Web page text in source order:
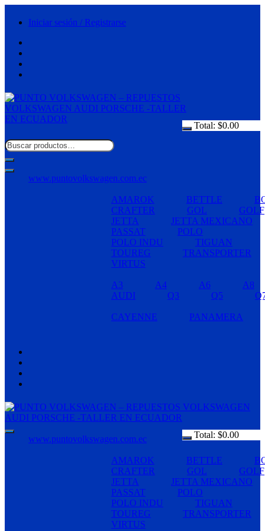
Iniciar sesión / Registrarse
Total: $0.00
www.puntovolkswagen.com.ec
AMAROK BETTLE
CRAFTER
GOL
GOLF
JETTA
JETTA MEXICANO
PASSAT
POLO
POLO INDU
TIGUAN
TOUREG
TRANSPORTER
VIRTUS
A3 A4 A6
A8
AUDI
Q3 Q5
CAYENNE PANAMERA
Total: $0.00
www.puntovolkswagen.com.ec
AMAROK BETTLE
CRAFTER
GOL
GOLF
JETTA
JETTA MEXICANO
PASSAT
POLO
POLO INDU
TIGUAN
TOUREG
TRANSPORTER
VIRTUS